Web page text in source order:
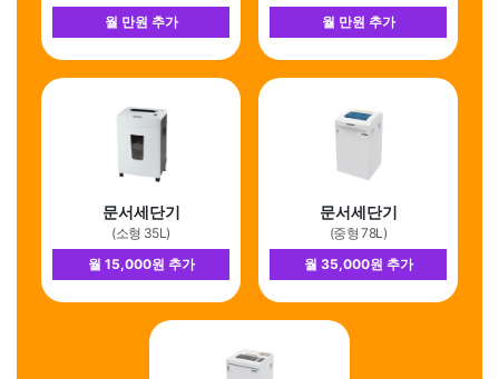
월 만원 추가
월 만원 추가
문서세단기
(소형 35L)
월 15,000원 추가
문서세단기
(중형 78L)
월 35,000원 추가